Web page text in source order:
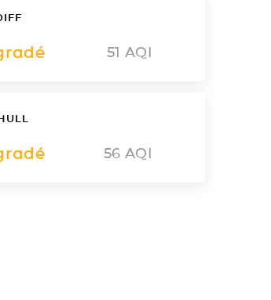
51 AQI
56 AQI